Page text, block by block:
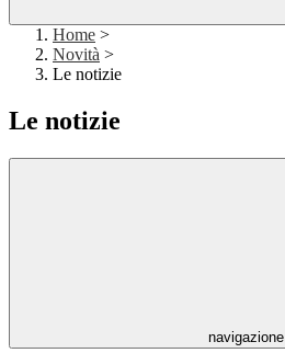
Home >
Novità >
Le notizie
Le notizie
navigazione